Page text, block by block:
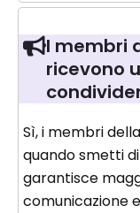
I membri
ricevono
Sì, i membri
quando smetti
garantisce
comunicazione